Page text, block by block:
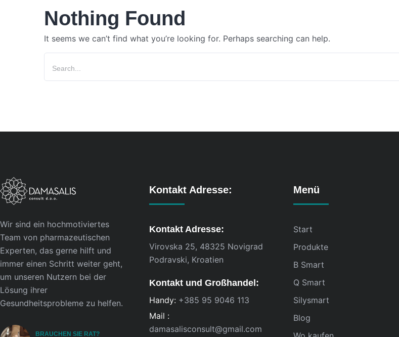
Nothing Found
It seems we can’t find what you’re looking for. Perhaps searching can help.
Wir sind ein hochmotiviertes
Team von pharmazeutischen
Experten, das gerne hilft und
immer einen Schritt weiter geht,
um unseren Nutzern bei der
Lösung ihrer
Gesundheitsprobleme zu helfen.
BRAUCHEN SIE RAT?
Kontakt Adresse:
Kontakt Adresse:
Virovska 25, 48325 Novigrad
Podravski, Kroatien
Kontakt und Großhandel:
Handy: +385 95 9046 113
Mail :
damasalisconsult@gmail.com
Menü
Start
Produkte
B Smart
Q Smart
Silysmart
Blog